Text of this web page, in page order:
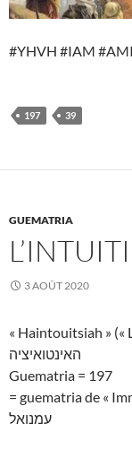
#YHVH #IAM
197 39
GUEMATRIA
3 AOÛT 2020
« Haintouitsiah » («
האינטואיציה
Guematria = 197
= guematria de «
עמנואל